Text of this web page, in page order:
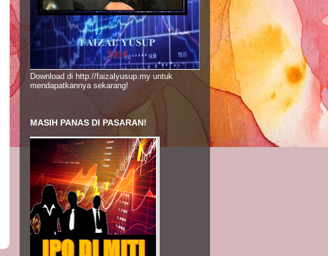
Download di http://faizalyusup.my untuk
mendapatkannya sekarang!
MASIH PANAS DI PASARAN!